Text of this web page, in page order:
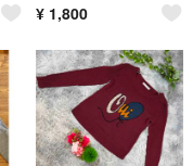
¥ 1,800